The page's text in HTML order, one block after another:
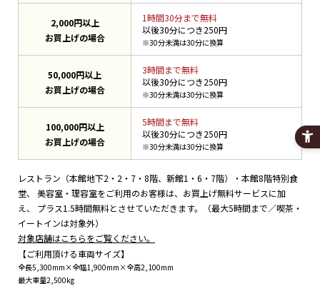
2,000円以上
お買上げの場合
1時間30分まで無料
以後30分につき250円
※30分未満は30分に換算
50,000円以上
お買上げの場合
3時間まで無料
以後30分につき250円
※30分未満は30分に換算
100,000円以上
お買上げの場合
5時間まで無料
以後30分につき250円
※30分未満は30分に換算
レストラン（本館地下2・2・7・8階、新館1・6・7階）・本館8階特別食
堂、
美容室・理容室をご利用のお客様は、お買上げ無料サービスに加
え、
プラス1.5時間無料とさせていただきます。（最大5時間まで／喫茶・
イートインは対象外）
対象店舗はこちらをご覧ください。
【ご利用頂ける車両サイズ】
全長5,300mm×全幅1,900mm×全高2,100mm
最大重量2,500kg